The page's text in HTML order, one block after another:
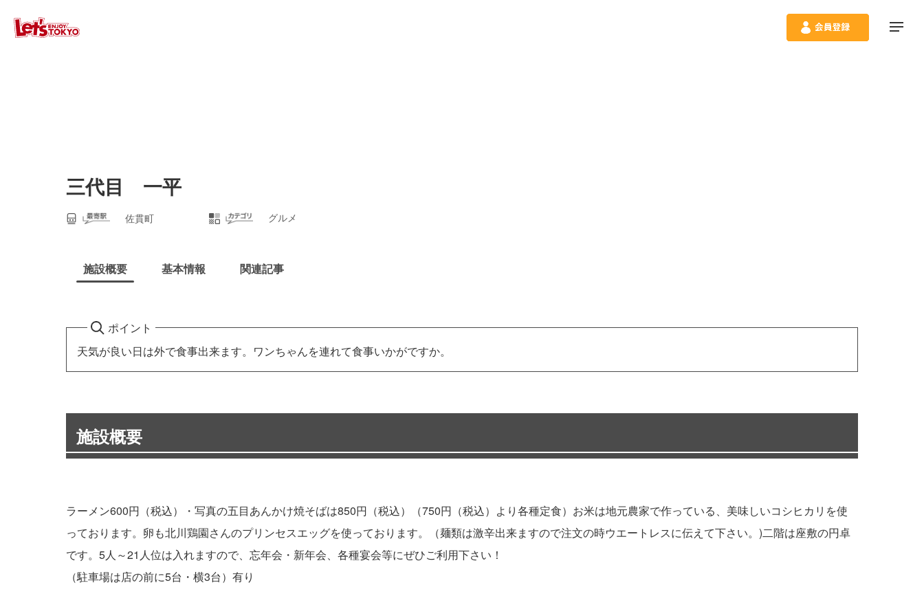
三代目 一平
佐貫町 グルメ
施設概要 基本情報 関連記事
ポイント
天気が良い日は外で食事出来ます。ワンちゃんを連れて食事いかがですか。
施設概要
ラーメン600円（税込）・写真の五目あんかけ焼そばは850円（税込）（750円（税込）より各種定食）お米は地元農家で作っている、美味しいコシヒカリを使
っております。卵も北川鶏園さんのプリンセスエッグを使っております。（麺類は激辛出来ますので注文の時ウエートレスに伝えて下さい。)二階は座敷の円卓
です。5人～21人位は入れますので、忘年会・新年会、各種宴会等にぜひご利用下さい！
（駐車場は店の前に5台・横3台）有り